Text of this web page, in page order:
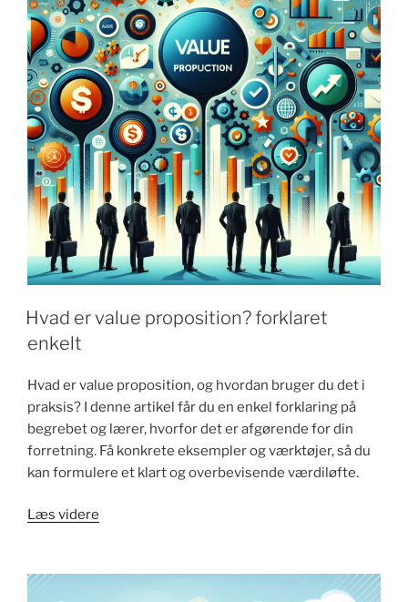
Hvad er value proposition? forklaret
enkelt
Hvad er value proposition, og hvordan bruger du det i
praksis? I denne artikel får du en enkel forklaring på
begrebet og lærer, hvorfor det er afgørende for din
forretning. Få konkrete eksempler og værktøjer, så du
kan formulere et klart og overbevisende værdiløfte.
Læs videre
proposition?